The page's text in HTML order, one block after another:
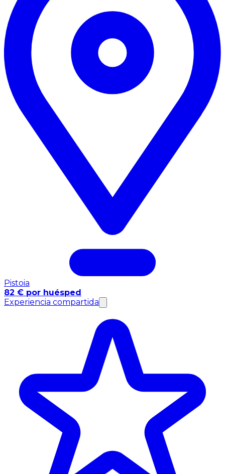
Pistoia
82 € por huésped
Experiencia compartida